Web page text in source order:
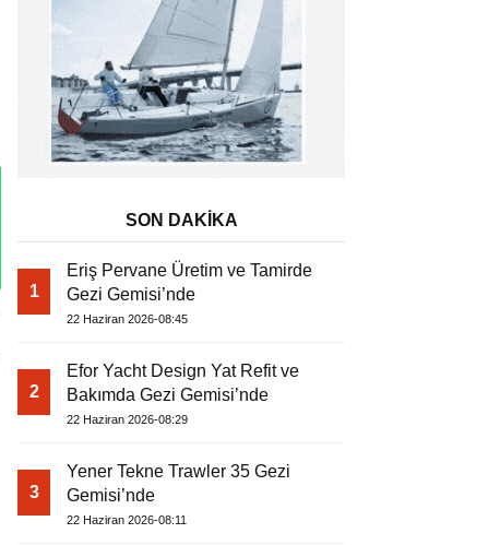
SON DAKİKA
1
Eriş Pervane Üretim ve Tamirde
Gezi Gemisi’nde
22 Haziran 2026-08:45
2
Efor Yacht Design Yat Refit ve
Bakımda Gezi Gemisi’nde
22 Haziran 2026-08:29
3
Yener Tekne Trawler 35 Gezi
Gemisi’nde
22 Haziran 2026-08:11